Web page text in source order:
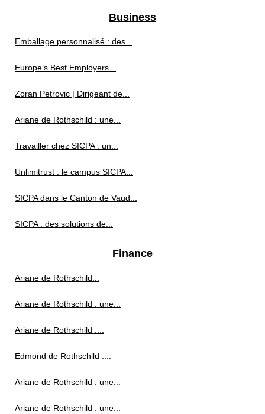
Business
Emballage personnalisé : des...
Europe’s Best Employers...
Zoran Petrovic | Dirigeant de...
Ariane de Rothschild : une...
Travailler chez SICPA : un...
Unlimitrust : le campus SICPA...
SICPA dans le Canton de Vaud...
SICPA : des solutions de...
Finance
Ariane de Rothschild...
Ariane de Rothschild : une...
Ariane de Rothschild :...
Edmond de Rothschild :...
Ariane de Rothschild : une...
Ariane de Rothschild : une...